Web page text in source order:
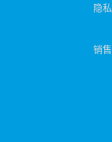
隐
销